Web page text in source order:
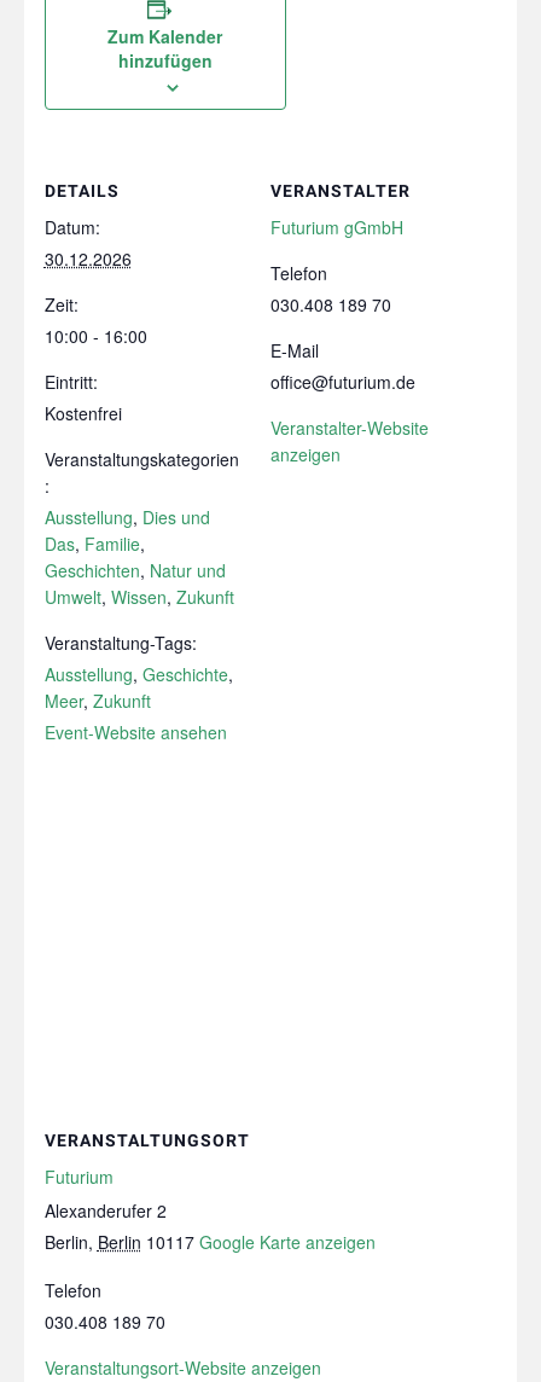
Zum Kalender
hinzufügen
DETAILS
Datum:
30.12.2026
Zeit:
10:00 - 16:00
Eintritt:
Kostenfrei
Veranstaltungskategorien
:
Ausstellung, Dies und
Das, Familie,
Geschichten, Natur und
Umwelt, Wissen, Zukunft
Veranstaltung-Tags:
Ausstellung, Geschichte,
Meer, Zukunft
Event-Website ansehen
VERANSTALTER
Futurium gGmbH
Telefon
030.408 189 70
E-Mail
office@futurium.de
Veranstalter-Website
anzeigen
VERANSTALTUNGSORT
Futurium
Alexanderufer 2
Berlin, Berlin 10117 Google Karte anzeigen
Telefon
030.408 189 70
Veranstaltungsort-Website anzeigen